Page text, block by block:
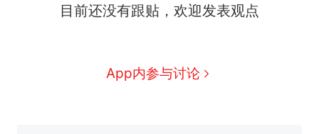
目前还没有跟贴，欢迎发表观点
App内参与讨论
么？
人生
费大厨“全国小炒肉大王”称
号，仅凭视频评出？中国烹饪